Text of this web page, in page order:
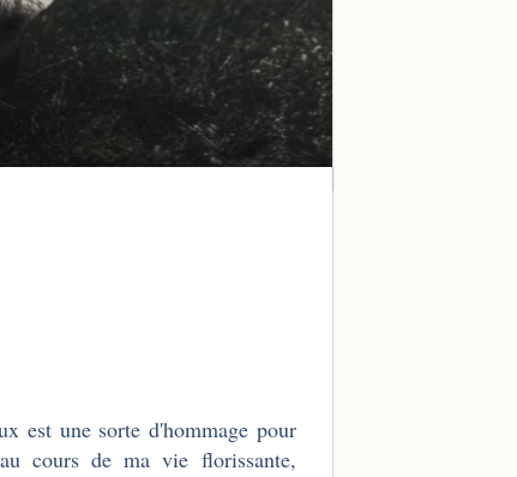
est une sorte d'hommage pour
cours de ma vie florissante,